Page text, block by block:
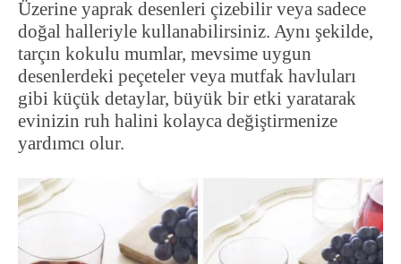
Üzerine yaprak desenleri çizebilir veya sadece
doğal halleriyle kullanabilirsiniz. Aynı şekilde,
tarçın kokulu mumlar, mevsime uygun
desenlerdeki peçeteler veya mutfak havluları
gibi küçük detaylar, büyük bir etki yaratarak
evinizin ruh halini kolayca değiştirmenize
yardımcı olur.